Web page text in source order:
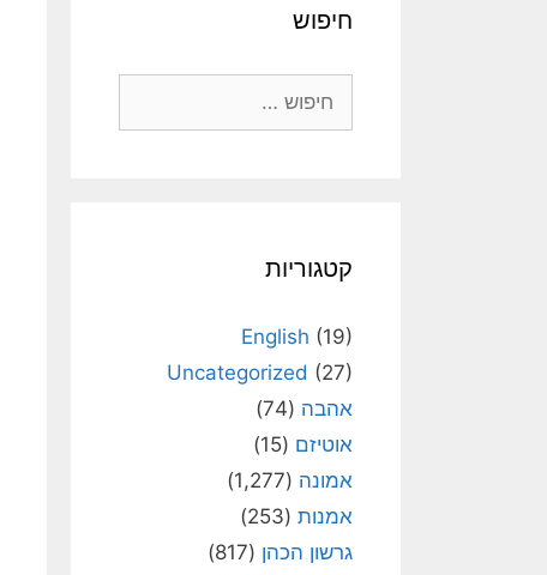
חיפוש
קטגוריות
English (19)
Uncategorized (27)
אהבה (74)
אוטיזם (15)
אמונה (1,277)
אמנות (253)
גרשון הכהן (817)